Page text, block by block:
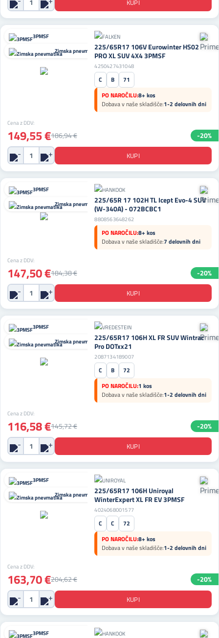
3PMSF
Zimska pnevmatika225/65R17 106V Eurowinter HS02
PRO XL SUV 4X4 3PMSF
4250427431048
C B
71
PO NAROČILU:8+ kos
Dobava v naše skladišče:1-2 delovnih dni
Cena z DDV:
149,55 €186,94 € -20%
3PMSF
Zimska pnevmatika225/65R 17 102H TL Icept Evo-4 SUV
(W-340A) - 072BCBC1
8808563648262
PO NAROČILU:8+ kos
Dobava v naše skladišče:7 delovnih dni
Cena z DDV:
147,50 €184,38 € -20%
3PMSF
Zimska pnevmatika225/65R17 106H XL FR SUV Wintrac
Pro DOTxx21
2087134189007
C B
72
PO NAROČILU:1 kos
Dobava v naše skladišče:1-2 delovnih dni
Cena z DDV:
116,58 €145,72 € -20%
3PMSF
Zimska pnevmatika225/65R17 106H Uniroyal
WinterExpert XL FR EV 3PMSF
4024068001577
C C
72
PO NAROČILU:8+ kos
Dobava v naše skladišče:1-2 delovnih dni
Cena z DDV:
163,70 €204,62 € -20%
3PMSF